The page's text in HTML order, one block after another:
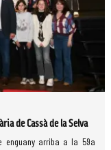
de Cassà de la Selva
enguany arriba a la 59a